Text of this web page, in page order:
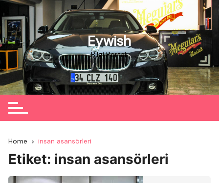
Skip
to
content
Eywish
Bilgi Portalı
Home insan asansörleri
Etiket: insan asansörleri